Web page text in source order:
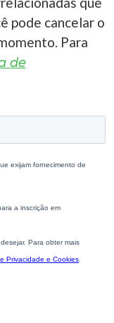
pode cancelar o
Para
de